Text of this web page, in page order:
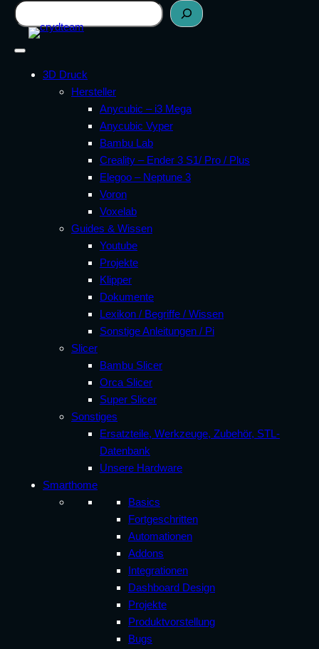
Zum
Inhalt
springen
Suchen
3D Druck
Hersteller
Anycubic – i3 Mega
Anycubic Vyper
Bambu Lab
Creality – Ender 3 S1/ Pro / Plus
Elegoo – Neptune 3
Voron
Voxelab
Guides & Wissen
Youtube
Projekte
Klipper
Dokumente
Lexikon / Begriffe / Wissen
Sonstige Anleitungen / Pi
Slicer
Bambu Slicer
Orca Slicer
Super Slicer
Sonstiges
Ersatzteile, Werkzeuge, Zubehör, STL-
Datenbank
Unsere Hardware
Smarthome
Basics
Fortgeschritten
Automationen
Addons
Integrationen
Dashboard Design
Projekte
Produktvorstellung
Bugs